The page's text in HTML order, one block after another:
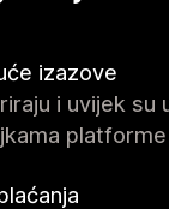
izazove
i uvijek su